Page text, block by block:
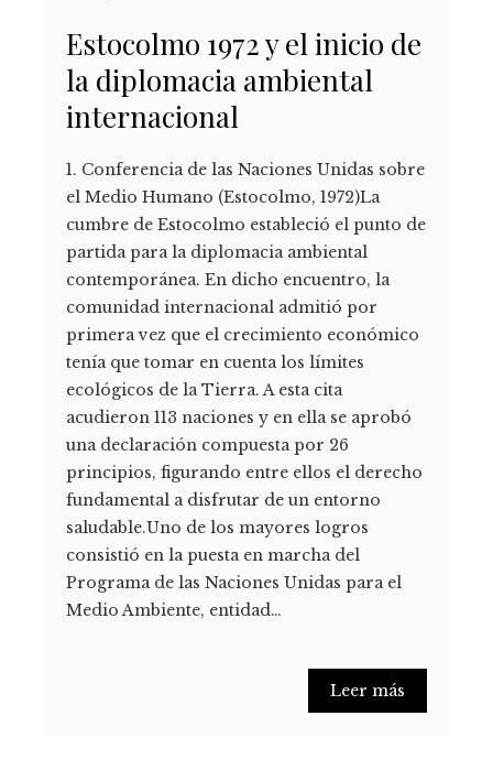
Estocolmo 1972 y el inicio de
la diplomacia ambiental
internacional
1. Conferencia de las Naciones Unidas sobre
el Medio Humano (Estocolmo, 1972)La
cumbre de Estocolmo estableció el punto de
partida para la diplomacia ambiental
contemporánea. En dicho encuentro, la
comunidad internacional admitió por
primera vez que el crecimiento económico
tenía que tomar en cuenta los límites
ecológicos de la Tierra. A esta cita
acudieron 113 naciones y en ella se aprobó
una declaración compuesta por 26
principios, figurando entre ellos el derecho
fundamental a disfrutar de un entorno
saludable.Uno de los mayores logros
consistió en la puesta en marcha del
Programa de las Naciones Unidas para el
Medio Ambiente, entidad…
Leer más